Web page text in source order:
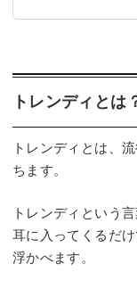
トレンディとは
トレンディとは、
ちます。
トレンディという
耳に入ってくるだ
浮かべます。